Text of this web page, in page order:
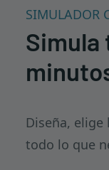
SIMULADOR
Simula
Diseña,
todo lo que